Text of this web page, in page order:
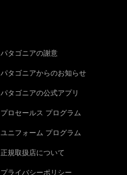
パタゴニアの謝意
パタゴニアからのお知らせ
パタゴニアの公式アプリ
プロセールス プログラム
ユニフォーム プログラム
正規取扱店について
プライバシーポリシー